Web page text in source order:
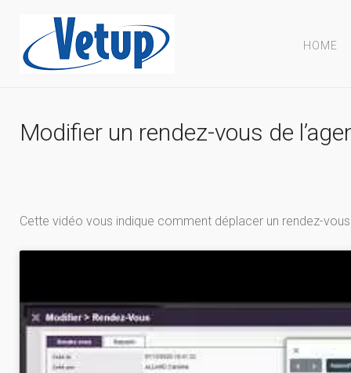
HOME
Modifier un rendez-vous de
Cette vidéo vous indique comment déplacer un rendez-